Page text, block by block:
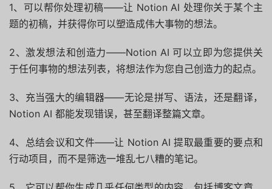
1、可以帮你处理初稿——让 Notion AI 处理你关于某个主
题的初稿，并获得你可以塑造成伟大事物的想法。
2、激发想法和创造力——Notion AI 可以立即为您提供关
于任何事物的想法列表，将想法作为您自己创造力的起点。
3、充当强大的编辑器——无论是拼写、语法，还是翻译，
Notion AI 都能发现错误，甚至翻译整篇文章。
4、总结会议和文件——让 Notion AI 提取最重要的要点和
行动项目，而不是筛选一堆乱七八糟的笔记。